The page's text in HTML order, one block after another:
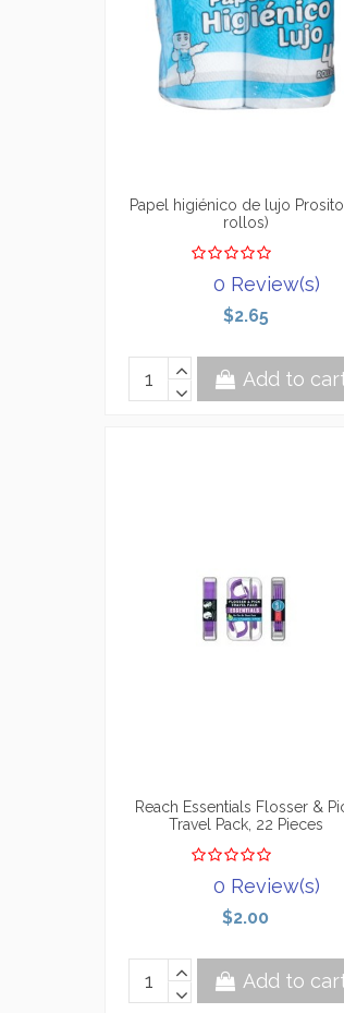
Papel higiénico de lujo
rollos)
0 Review(s)
$2.65
Add to
Reach Essentials Flosser &
Travel Pack, 22 Pieces
0 Review(s)
$2.00
Add to